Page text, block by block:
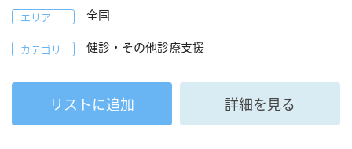
エリア 全国
カテゴリ 健診・その他診療支援
リストに追加 詳細を見る